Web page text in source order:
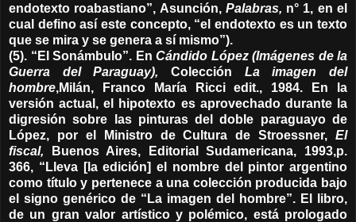
endotexto roabastiano”, Asunción, Palabras, n° 1, en el
cual defino así este concepto, “el endotexto es un texto
que se mira y se genera a sí mismo”).
(5). “El Sonámbulo”. En Cándido López (Imágenes de la
Guerra del Paraguay), Colección La imagen del
hombre,Milán, Franco María Ricci edit., 1984. En la
versión actual, el hipotexto es aprovechado durante la
digresión sobre las pinturas del doble paraguayo de
López, por el Ministro de Cultura de Stroessner, El
fiscal,
Buenos Aires, Editorial Sudamericana, 1993,p.
366, “Lleva [la edición] el nombre del pintor argentino
como título y pertenece a una colección producida bajo
el signo genérico de “La imagen del hombre”. El libro,
de un gran valor artístico y polémico, está prologado